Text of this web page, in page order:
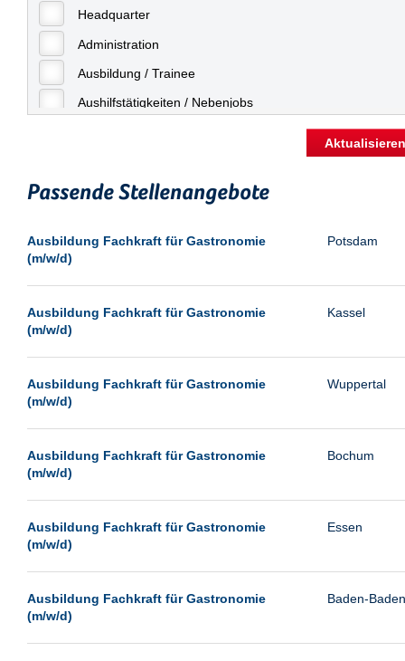
Frankfurt am Main
Freiburg
Fulda
Göppingen
Hamburg
Heilbronn
Kassel
Laatzen
Leipzig
Magdeburg
Mannheim
Headquarter
Administration
Ausbildung / Trainee
Aushilfstätigkeiten / Nebenjobs
Sonstiges
Passende Stellenangebote
Ausbildung Fachkraft für Gastronomie
(m/w/d)
Potsdam
Ausbildung Fachkraft für Gastronomie
(m/w/d)
Kassel
Ausbildung Fachkraft für Gastronomie
(m/w/d)
Wuppertal
Ausbildung Fachkraft für Gastronomie
(m/w/d)
Bochum
Ausbildung Fachkraft für Gastronomie
(m/w/d)
Essen
Ausbildung Fachkraft für Gastronomie
(m/w/d)
Baden-Baden